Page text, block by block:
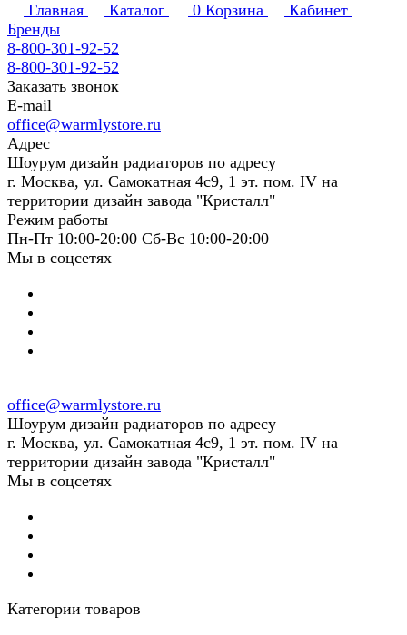
Главная
Каталог 0 Корзина
Кабинет
Бренды
8-800-301-92-52
8-800-301-92-52
Заказать звонок
E-mail
office@warmlystore.ru
Адрес
Шоурум дизайн радиаторов по адресу
г. Москва, ул. Самокатная 4с9, 1 эт. пом. IV на
территории дизайн завода "Кристалл"
Режим работы
Пн-Пт 10:00-20:00 Сб-Вс 10:00-20:00
Мы в соцсетях
office@warmlystore.ru
Шоурум дизайн радиаторов по адресу
г. Москва, ул. Самокатная 4с9, 1 эт. пом. IV на
территории дизайн завода "Кристалл"
Мы в соцсетях
Категории товаров